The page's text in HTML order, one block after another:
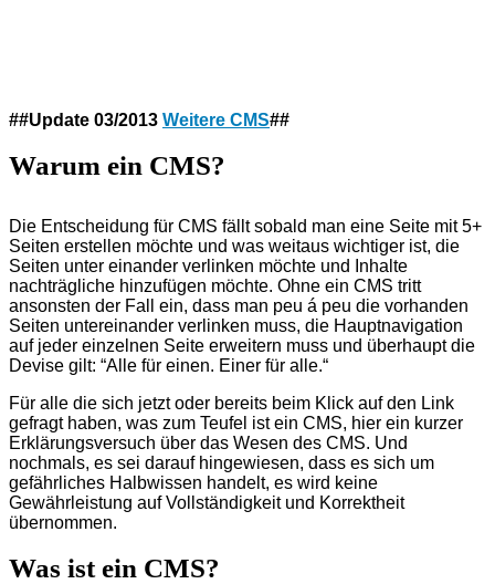
##Update 03/2013 Weitere CMS##
Warum ein CMS?
Die Entscheidung für CMS fällt sobald man eine Seite mit 5+
Seiten erstellen möchte und was weitaus wichtiger ist, die
Seiten unter einander verlinken möchte und Inhalte
nachträgliche hinzufügen möchte. Ohne ein CMS tritt
ansonsten der Fall ein, dass man peu á peu die vorhanden
Seiten untereinander verlinken muss, die Hauptnavigation
auf jeder einzelnen Seite erweitern muss und überhaupt die
Devise gilt: “Alle für einen. Einer für alle.“
Für alle die sich jetzt oder bereits beim Klick auf den Link
gefragt haben, was zum Teufel ist ein CMS, hier ein kurzer
Erklärungsversuch über das Wesen des CMS. Und
nochmals, es sei darauf hingewiesen, dass es sich um
gefährliches Halbwissen handelt, es wird keine
Gewährleistung auf Vollständigkeit und Korrektheit
übernommen.
Was ist ein CMS?